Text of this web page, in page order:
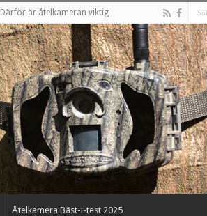
Därför är åtelkameran viktig
Åtelkamera Bäst-i-test 2025